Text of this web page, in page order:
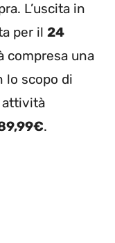
L’uscita in
per il 24
compresa una
lo scopo di
attività
.